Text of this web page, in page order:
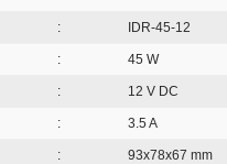
:
: 45 W
: 12 V DC
: 3.5 A
: 93x78x67 mm